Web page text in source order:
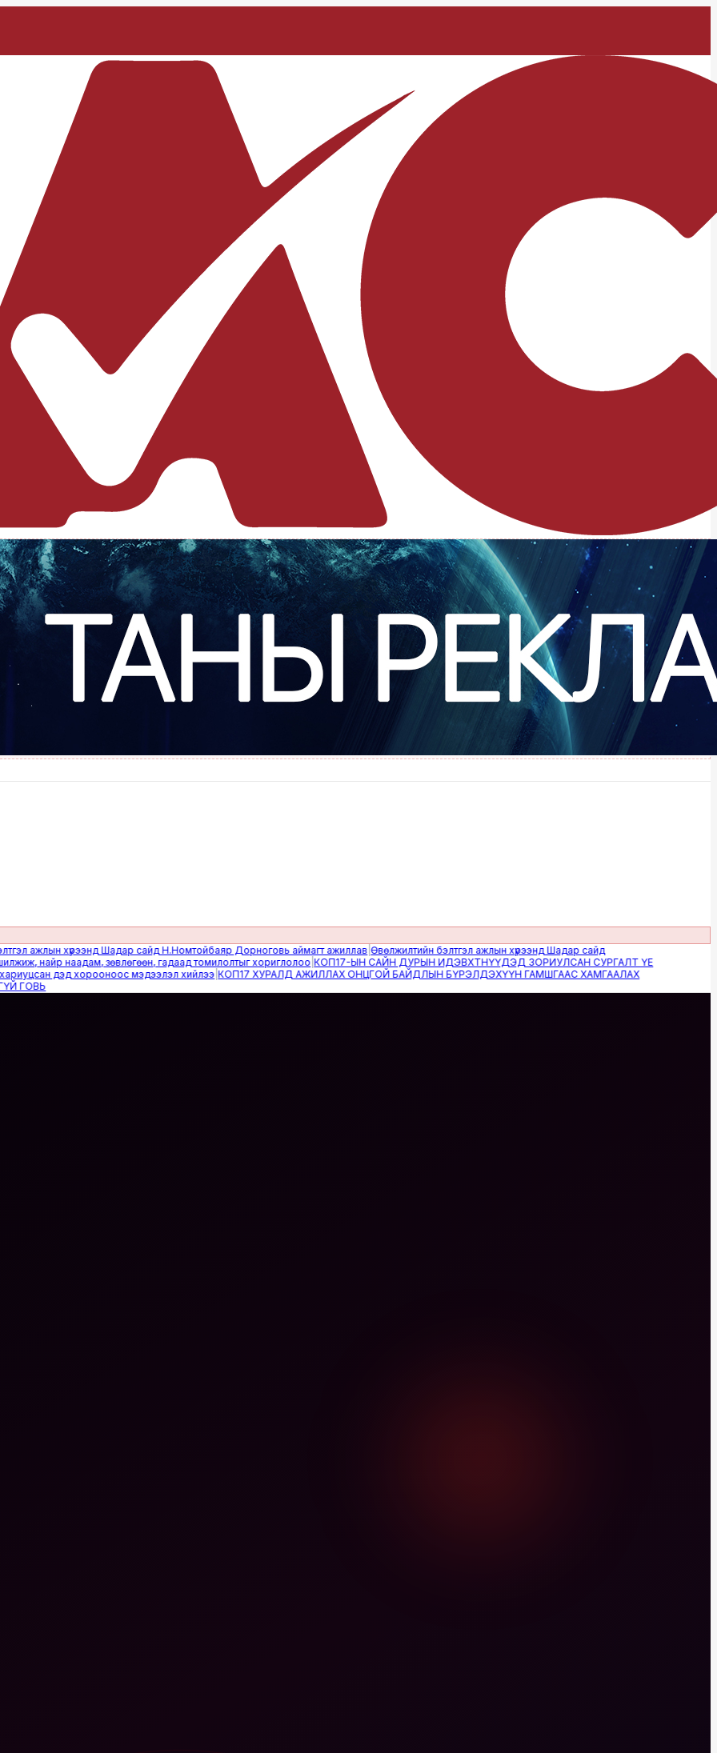
ажлын хүрээнд Шадар сайд Н.Номтойбаяр Дорноговь аймагт ажиллав|Өвөлжилтийн бэлтгэл ажлын хүрээнд Шадар сайд
найр наадам, зөвлөгөөн, гадаад томилолтыг хориглолоо|КОП17-ЫН САЙН ДУРЫН ИДЭВХТНҮҮДЭД ЗОРИУЛСАН СУРГАЛТ ҮЕ
дэд хорооноос мэдээлэл хийлээ|КОП17 ХУРАЛД АЖИЛЛАХ ОНЦГОЙ БАЙДЛЫН БҮРЭЛДЭХҮҮН ГАМШГААС ХАМГААЛАХ